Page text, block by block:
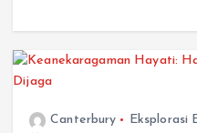
Canterbury
Eksplorasi